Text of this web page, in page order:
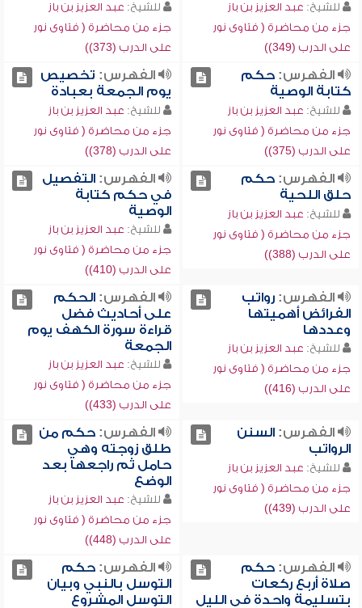
للشيخ: عبد العزيز بن باز
جزء من محاضرة ( فتاوى نور
على الدرب (349))
للشيخ: عبد العزيز بن باز
جزء من محاضرة ( فتاوى نور
على الدرب (373))
الفهرس:حكم
كتابة الوصية
للشيخ: عبد العزيز بن باز
جزء من محاضرة ( فتاوى نور
على الدرب (375))
الفهرس: تخصيص
يوم الجمعة بعبادة
للشيخ: عبد العزيز بن باز
جزء من محاضرة ( فتاوى نور
على الدرب (378))
الفهرس:حكم
حلق اللحية
للشيخ: عبد العزيز بن باز
جزء من محاضرة ( فتاوى نور
على الدرب (388))
الفهرس:التفصيل
في حكم كتابة
الوصية
للشيخ: عبد العزيز بن باز
جزء من محاضرة ( فتاوى نور
على الدرب (410))
الفهرس:رواتب
الفرائض أهميتها
وعددها
للشيخ: عبد العزيز بن باز
جزء من محاضرة ( فتاوى نور
على الدرب (416))
الفهرس:الحكم
على أحاديث فضل
قراءة سورة الكهف يوم
الجمعة
للشيخ: عبد العزيز بن باز
جزء من محاضرة ( فتاوى نور
على الدرب (433))
الفهرس:السنن
الرواتب
للشيخ: عبد العزيز بن باز
جزء من محاضرة ( فتاوى نور
على الدرب (439))
الفهرس:حكم من
طلق زوجته وهي
حامل ثم راجعها بعد
الوضع
للشيخ: عبد العزيز بن باز
جزء من محاضرة ( فتاوى نور
على الدرب (448))
الفهرس:حكم
صلاة أربع ركعات
بتسليمة واحدة في الليل
الفهرس:حكم
التوسل بالنبي وبيان
التوسل المشروع